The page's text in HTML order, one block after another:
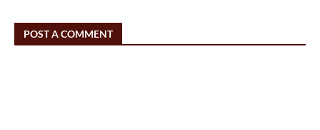
POST A COMMENT